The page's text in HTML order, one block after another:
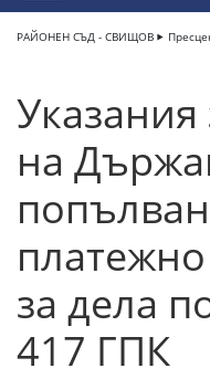
РАЙОНЕН СЪД - СВИЩОВ
на
за дела
417 ГПК